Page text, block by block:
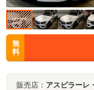
無
料
販売店： アスピラーレ